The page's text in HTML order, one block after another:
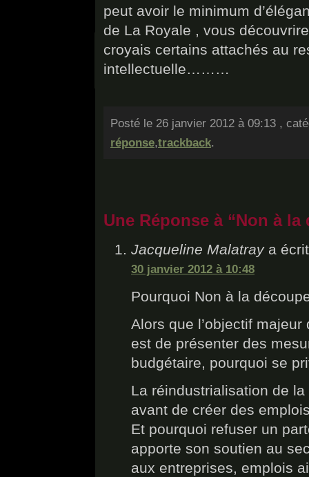
peut avoir le minimum
de La Royale , vous
croyais certains attachés au
intellectuelle………
Posté le 26 janvier 2012 à 09:13 ,
réponse,trackback.
Une Réponse à “Non à
Jacqueline Malatraya
30 janvier 2012 à 10:48
Pourquoi Non à la
Alors que l’objectif
est de présenter des
budgétaire, pourquoi se
La réindustrialisation de
avant de créer des
Et pourquoi refuser un
apporte son soutien au
aux entreprises, emplois